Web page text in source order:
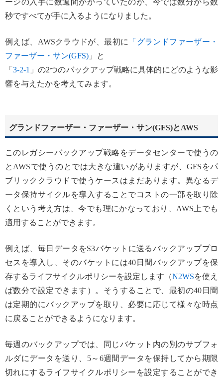
秒ですべてが手に入るようになりました。
例えば、AWSクラウドが、最初に
「グランドファーザー・
ファーザー・サン(GFS) 」と
「3-2-1 」の2つのバックアップ戦略に具体的にどのような影
響を与えたかを考えてみます。
グランドファーザー・ファーザー・サン(GFS)とAWS
このレガシーバックアップ戦略をデータセンターで使うの
とAWSで使うのとでは大きな違いがありますが、GFSをパ
ブリッククラウドで使うケースはまだあります。異なるデ
ータ保持サイクルを導入することでコストの一部を取り除
くという考え方は、今でも理にかなっており、AWS上でも
適用することができます。
例えば、毎日データをS3バケットに送るバックアッププロ
セスを導入し、そのバケットには40日間バックアップを保
存するライフサイクルポリシーを設定します（N2WSを使え
ば数分で設定できます）。そうすることで、最初の40日間
は定期的にバックアップを取り、必要に応じて様々な時点
に戻ることができるようになります。
毎週のバックアップでは、同じバケット内の別のサブフォ
ルダにデータを送り、5～6週間データを保持してから期限
切れにするライフサイクルポリシーを設定することができ